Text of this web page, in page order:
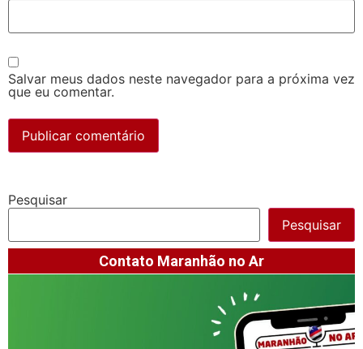
Salvar meus dados neste navegador para a próxima vez
que eu comentar.
Pesquisar
Pesquisar
Contato Maranhão no Ar